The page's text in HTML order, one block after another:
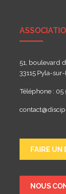
51, boulevard
33115 Pyla-
Téléphone : 05
FAIRE UN
NOUS